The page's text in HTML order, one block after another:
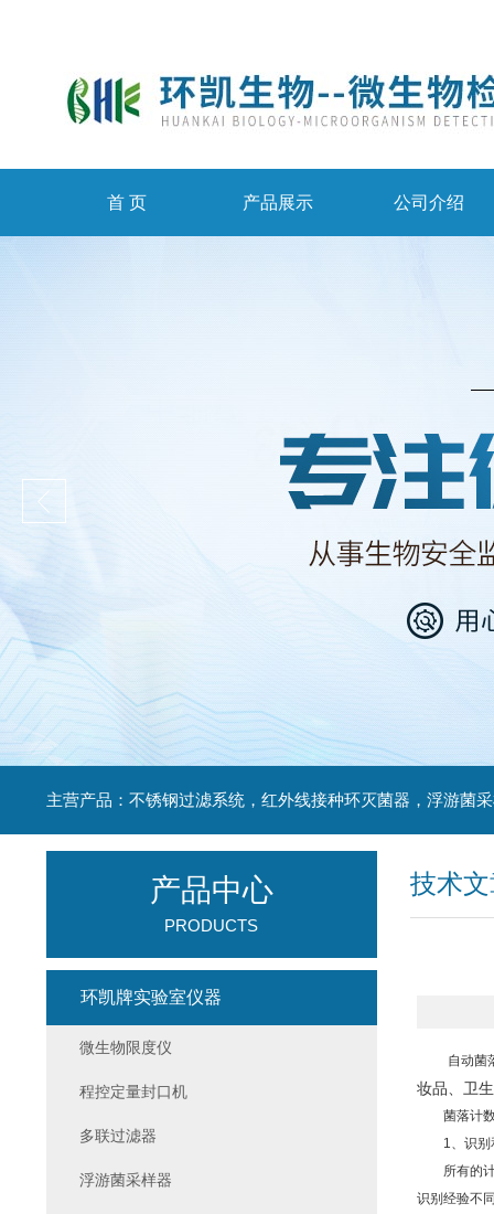
首 页 产品展示 公司介绍
技术
自动菌落
妆品、卫
菌落计数
1、识别
所有的计
识别经验不
产品中心
PRODUCTS
环凯牌实验室仪器
微生物限度仪
程控定量封口机
多联过滤器
浮游菌采样器